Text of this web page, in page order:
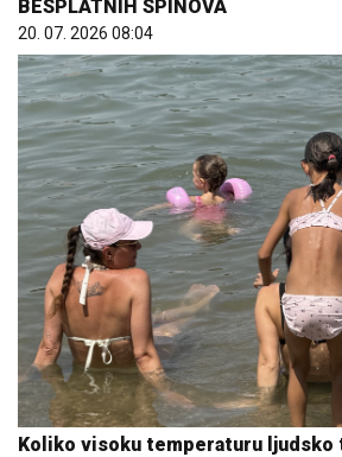
BESPLATNIH SPINOVA
20. 07. 2026 08:04
Koliko visoku temperaturu ljudsko